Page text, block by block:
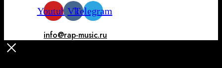
YoutubeVkTelegram
info@rap-music.ru